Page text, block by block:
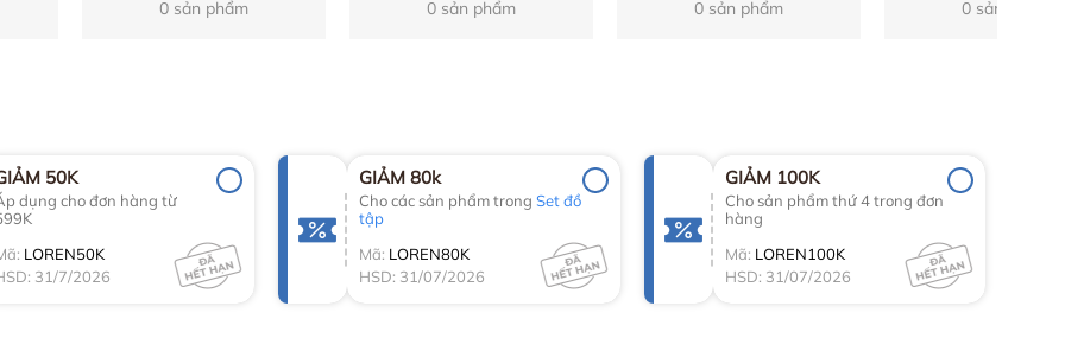
0 sản phẩm 0 sản phẩm 0 sản phẩm 0 sản phẩm
50K
dụng cho đơn hàng từ
LOREN50K
31/7/2026
GIẢM 80k
Cho các sản phẩm trong Set đồ
tập
Mã: LOREN80K
HSD: 31/07/2026
GIẢM 100K
Cho sản phẩm thứ 4 trong đơn
hàng
Mã: LOREN100K
HSD: 31/07/2026